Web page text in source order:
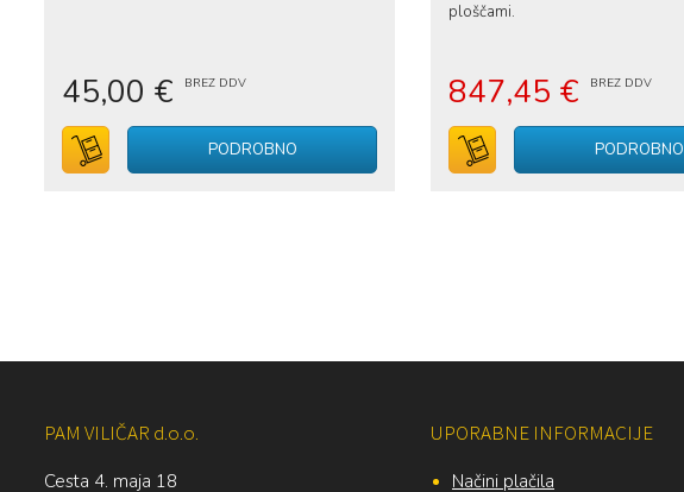
45,00 € BREZ DDV
PODROBNO
ploščami.
847,45 € BREZ DDV
PODROBNO
PAM VILIČAR d.o.o.
Cesta 4. maja 18
UPORABNE INFORMACIJE
Načini plačila